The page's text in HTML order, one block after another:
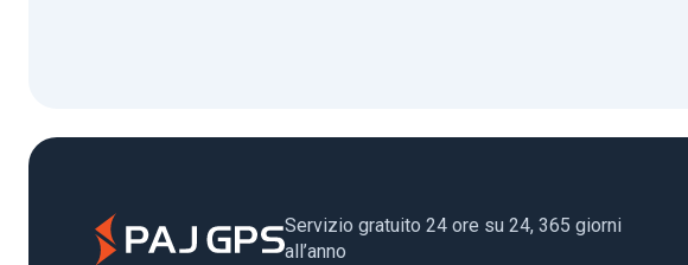
Servizio gratuito 24 ore su 24, 365 giorni
all’anno